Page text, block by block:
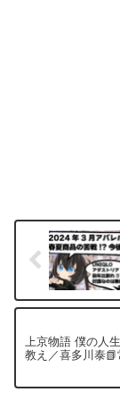
上京物語 僕の人
教え／喜多川泰